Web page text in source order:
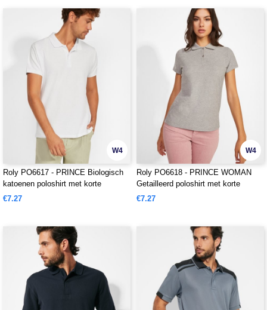
W4
Roly PO6617 - PRINCE Biologisch
katoenen poloshirt met korte
mouwen en OCS-certificering
€7.27
W4
Roly PO6618 - PRINCE WOMAN
Getailleerd poloshirt met korte
mouwen van biologisch katoen met
€7.27